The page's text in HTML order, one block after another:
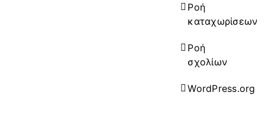
Ροή
καταχωρίσεων
Ροή
σχολίων
WordPress.org